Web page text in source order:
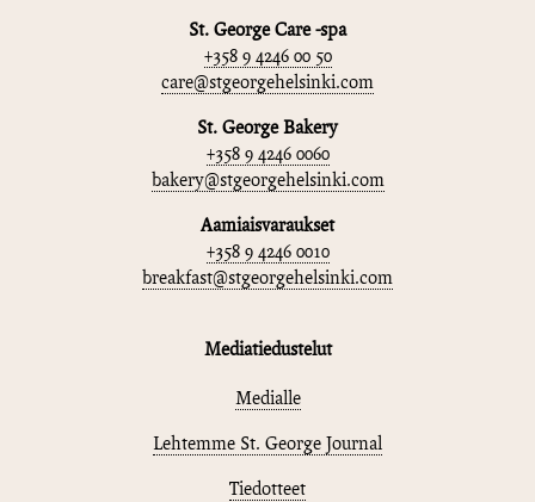
St. George Care -spa
+358 9 4246 00 50
care@stgeorgehelsinki.com
St. George Bakery
+358 9 4246 0060
bakery@stgeorgehelsinki.com
Aamiaisvaraukset
+358 9 4246 0010
breakfast@stgeorgehelsinki.com
Mediatiedustelut
Medialle
Lehtemme St. George Journal
Tiedotteet